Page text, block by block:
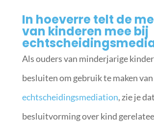
In hoeverre telt de
van kinderen mee bij
Als ouders van minderjarige
besluiten om gebruik te maken van
echtscheidingsmediation, zie je
besluitvorming over kind